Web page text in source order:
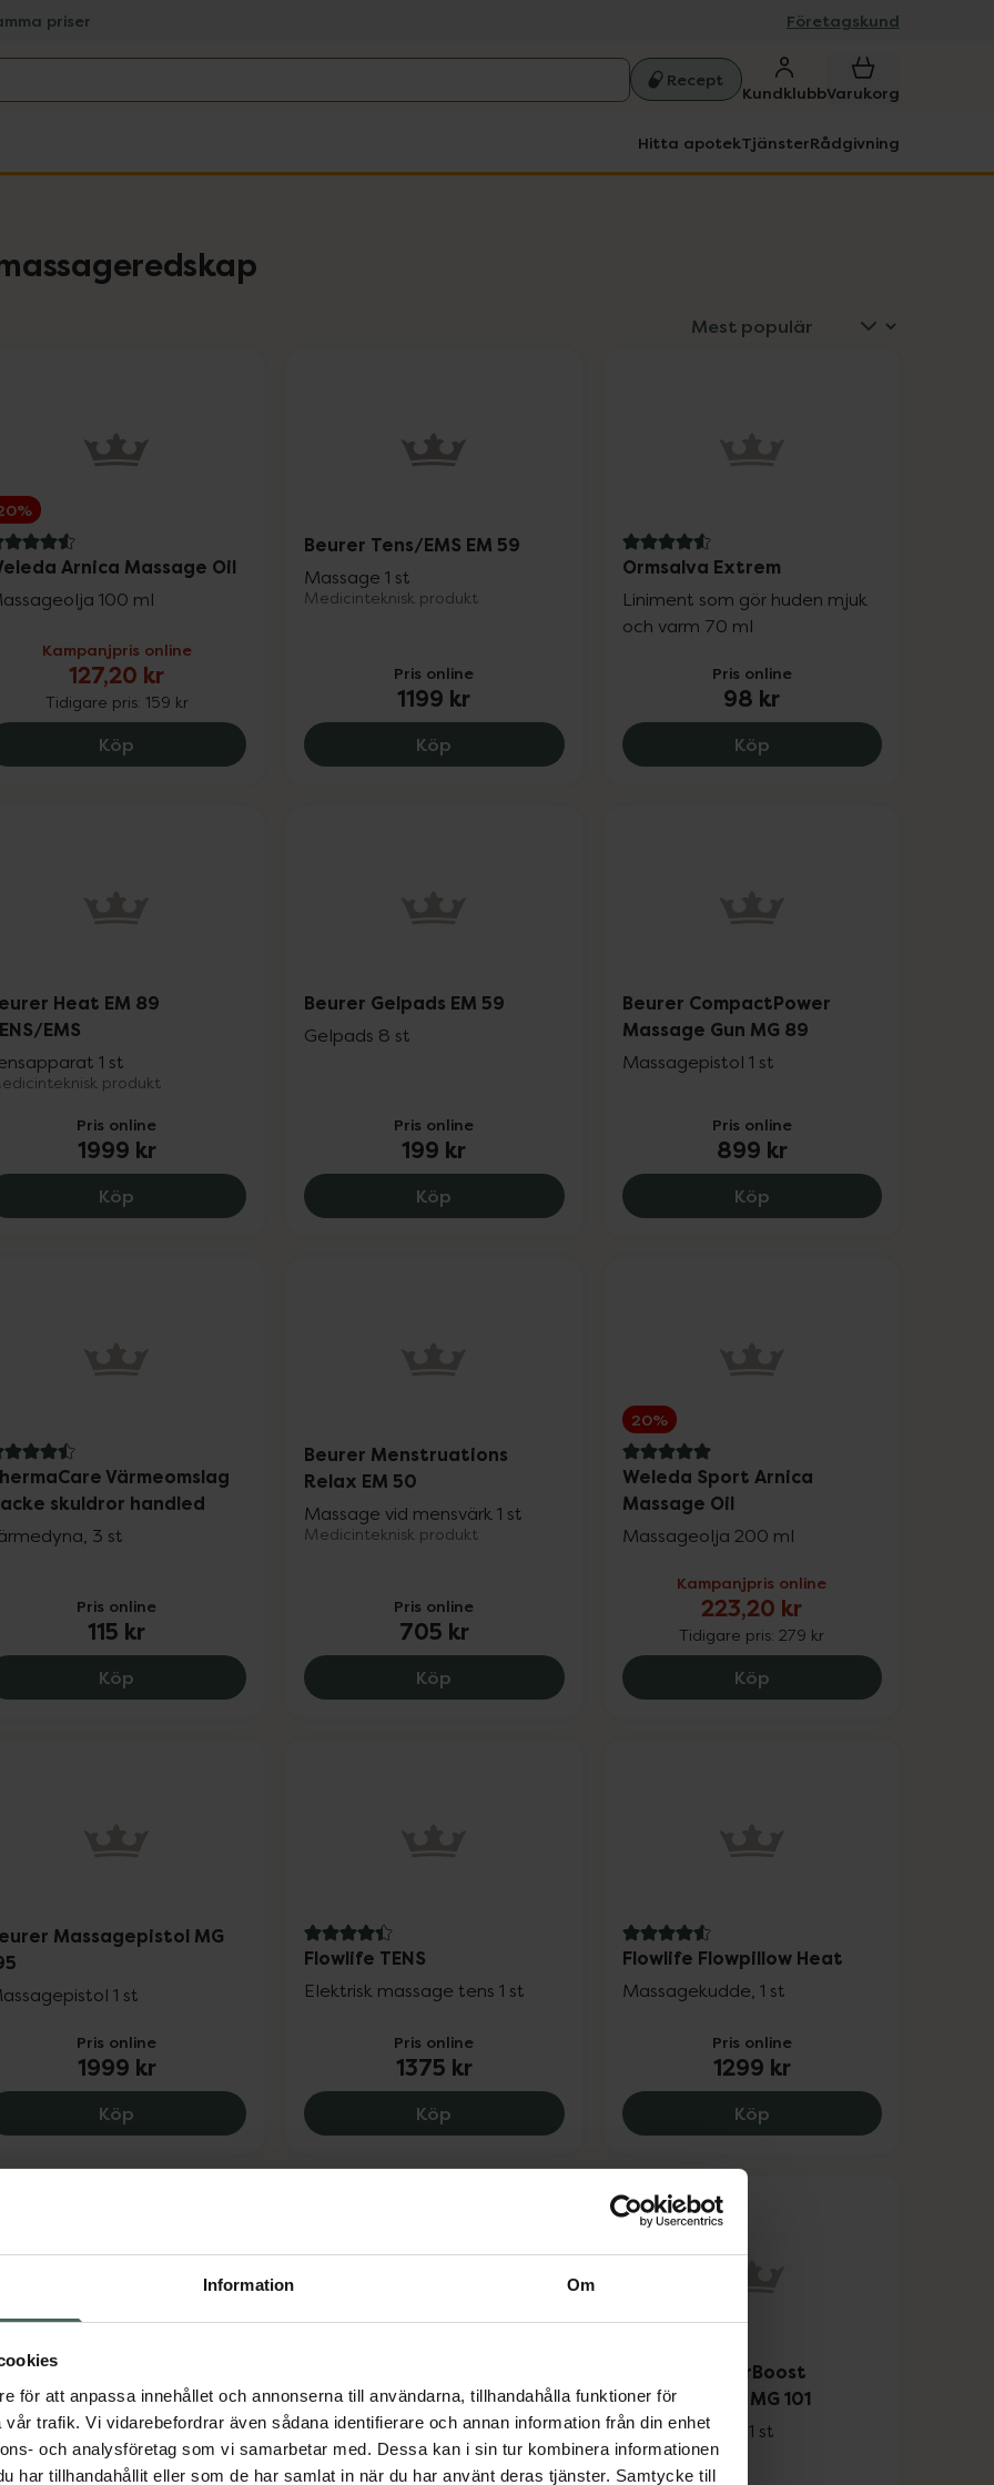
Information Om
för att anpassa innehållet och annonserna till användarna, tillhandahålla funktioner för
trafik. Vi vidarebefordrar även sådana identifierare och annan information från din enhet
och analysföretag som vi samarbetar med. Dessa kan i sin tur kombinera informationen
har tillhandahållit eller som de har samlat in när du har använt deras tjänster. Samtycke till
priser Företagskund
Recept
KundklubbVarukorg
Hitta apotekTjänsterRådgivning
av 5 i omdöme
Arnica Massage Oil
100 ml
Kampanjpris online
127,20 kr
Tidigare pris: 159 kr
Köp Weleda Arnica Massage Oil, 127.2 kr.
Beurer Tens/EMS EM 59
Massage 1 st
Medicinteknisk produkt
Pris online
1199 kr
Köp Beurer Tens/EMS EM 59, 1199 kr.
4.6 av 5 i omdöme
Ormsalva Extrem
Liniment som gör huden mjuk
och varm 70 ml
Pris online
98 kr
KöpOrmsalva Extrem, 98 kr.
Heat EM 89
EMS
1 st
produkt
Pris online
1999 kr
Köp Beurer Heat EM 89 TENS/EMS, 1999 kr.
Beurer Gelpads EM 59
Gelpads 8 st
Pris online
199 kr
Köp Beurer Gelpads EM 59, 199 kr.
Beurer CompactPower
Massage Gun MG 89
Massagepistol 1 st
Pris online
899 kr
KöpBeurer CompactPower
av 5 i omdöme
Värmeomslag
skuldror handled
3 st
Pris online
115 kr
Köp ThermaCare Värmeomslag Nacke skuldror handled, 115 kr.
Beurer Menstruations
Relax EM 50
Massage vid mensvärk 1 st
Medicinteknisk produkt
Pris online
705 kr
Köp Beurer Menstruations Relax EM 50, 705 kr.
20%
5 av 5 i omdöme
Weleda Sport Arnica
Massage Oil
Massageolja 200 ml
Kampanjpris online
223,20 kr
Tidigare pris: 279 kr
KöpWeleda Sport Arnica
Massagepistol MG
1 st
Pris online
1999 kr
Köp Beurer Massagepistol MG 195, 1999 kr.
4.4 av 5 i omdöme
Flowlife TENS
Elektrisk massage tens 1 st
Pris online
1375 kr
Köp Flowlife TENS, 1375 kr.
4.6 av 5 i omdöme
Flowlife Flowpillow Heat
Massagekudde, 1 st
Pris online
1299 kr
KöpFlowlife Flowpillow Heat,
Tube Roll
roller 1 st
Beurer Shiatsu Fot- och
Ryggmassage FM 70
Fot- och Ryggmassage 1 st
Beurer SensorBoost
Massage Gun MG 101
Massagepistol 1 st